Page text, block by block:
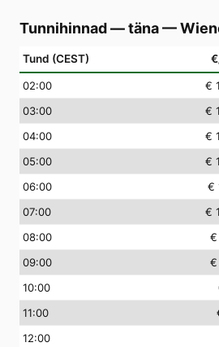
Tunnihinnad — täna—
Tund (CEST)
02:00 €
03:00 €
04:00 €
05:00 €
06:00 €
07:00 €
08:00 €
09:00 €
10:00
11:00
12:00